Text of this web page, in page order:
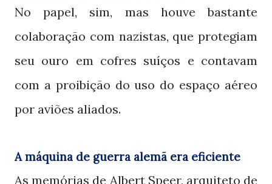
No papel, sim, mas houve bastante
colaboração com nazistas, que protegiam
seu ouro em cofres suíços e contavam
com a proibição do uso do espaço aéreo
por aviões aliados.
A máquina de guerra alemã era eficiente
As memórias de Albert Speer, arquiteto de